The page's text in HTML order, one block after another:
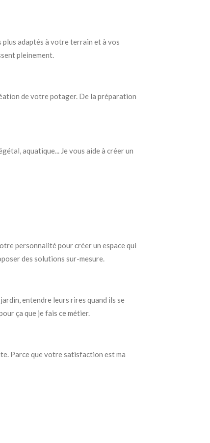
plus adaptés à votre terrain et à vos
pleinement.
de votre potager. De la préparation
aquatique... Je vous aide à créer un
personnalité pour créer un espace qui
des solutions sur-mesure.
entendre leurs rires quand ils se
ça que je fais ce métier.
Parce que votre satisfaction est ma